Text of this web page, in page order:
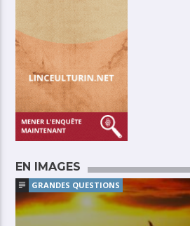
EN IMAGES
GRANDES QUESTIONS